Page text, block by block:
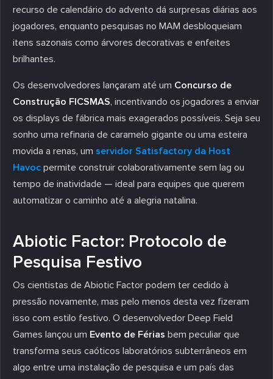
recurso de calendário do advento dá surpresas diárias aos
jogadores, enquanto pesquisas no MAM desbloqueiam
itens sazonais como árvores decorativas e enfeites
brilhantes.
Os desenvolvedores lançaram até um Concurso de
Construção FICSMAS, incentivando os jogadores a enviar
os displays de fábrica mais exagerados possíveis. Seja seu
sonho uma refinaria de caramelo gigante ou uma esteira
movida a renas, um servidor Satisfactory da Host
Havoc permite construir colaborativamente sem lag ou
tempo de inatividade — ideal para equipes que querem
automatizar o caminho até a alegria natalina.
Abiotic Factor: Protocolo de
Pesquisa Festivo
Os cientistas de Abiotic Factor podem ter cedido à
pressão novamente, mas pelo menos desta vez fizeram
isso com estilo festivo. O desenvolvedor Deep Field
Games lançou um Evento de Férias bem peculiar que
transforma seus caóticos laboratórios subterrâneos em
algo entre uma instalação de pesquisa e um país das